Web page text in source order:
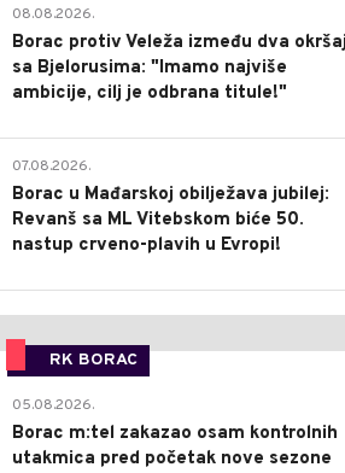
08.08.2026.
Borac protiv Veleža između dva
sa Bjelorusima: "Imamo najviše
ambicije, cilj je odbrana titule!"
07.08.2026.
Borac u Mađarskoj obilježava jubilej:
Revanš sa ML Vitebskom biće 50.
nastup crveno-plavih u Evropi!
RK BORAC
05.08.2026.
Borac m:tel zakazao osam kontrolnih
utakmica pred početak nove sezone